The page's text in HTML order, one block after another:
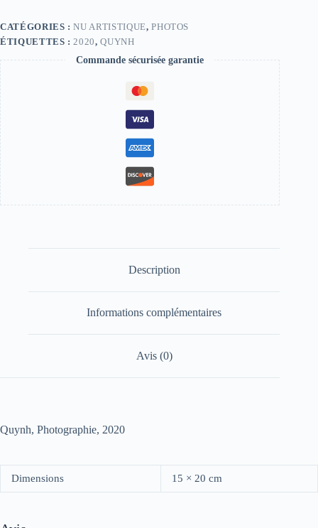
CATÉGORIES :NU ARTISTIQUE,PHOTOS
ÉTIQUETTES : 2020,QUYNH
Commande sécurisée garantie
Description
Informations complémentaires
Avis (0)
Quynh, Photographie, 2020
Dimensions 15 × 20 cm